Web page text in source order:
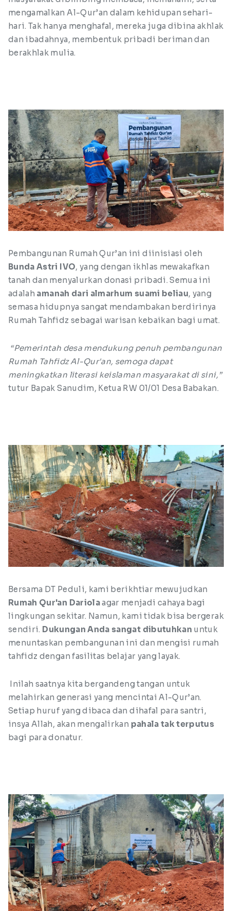
mengamalkan Al-Qur’an dalam kehidupan sehari-
hari. Tak hanya menghafal, mereka juga dibina akhlak
dan ibadahnya, membentuk pribadi beriman dan
berakhlak mulia.
Pembangunan Rumah Qur’an ini diinisiasi oleh
Bunda Astri IVO, yang dengan ikhlas mewakafkan
tanah dan menyalurkan donasi pribadi. Semua ini
adalah amanah dari almarhum suami beliau, yang
semasa hidupnya sangat mendambakan berdirinya
Rumah Tahfidz sebagai warisan kebaikan bagi umat.
“Pemerintah desa mendukung penuh pembangunan
Rumah Tahfidz Al-Qur'an, semoga dapat
meningkatkan literasi keislaman masyarakat di sini,”
tutur Bapak Sanudim, Ketua RW 01/01 Desa Babakan.
Bersama DT Peduli, kami berikhtiar mewujudkan
Rumah Qur'an Dariolaagar menjadi cahaya bagi
lingkungan sekitar. Namun, kami tidak bisa bergerak
sendiri. Dukungan Anda sangat dibutuhkan untuk
menuntaskan pembangunan ini dan mengisi rumah
tahfidz dengan fasilitas belajar yang layak.
Inilah saatnya kita bergandeng tangan untuk
melahirkan generasi yang mencintai Al-Qur’an.
Setiap huruf yang dibaca dan dihafal para santri,
insya Allah, akan mengalirkan pahala tak terputus
bagi para donatur.